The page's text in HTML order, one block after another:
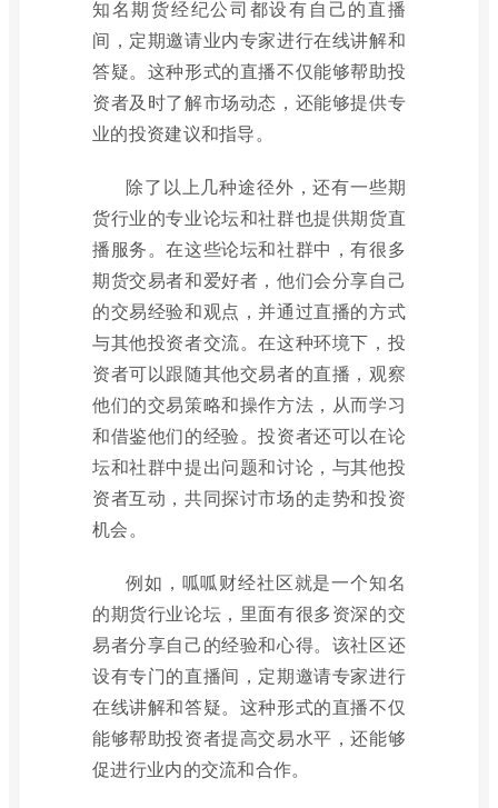
知名期货经纪公司都设有自己的直播
间，定期邀请业内专家进行在线讲解和
答疑。这种形式的直播不仅能够帮助投
资者及时了解市场动态，还能够提供专
业的投资建议和指导。
除了以上几种途径外，还有一些期
货行业的专业论坛和社群也提供期货直
播服务。在这些论坛和社群中，有很多
期货交易者和爱好者，他们会分享自己
的交易经验和观点，并通过直播的方式
与其他投资者交流。在这种环境下，投
资者可以跟随其他交易者的直播，观察
他们的交易策略和操作方法，从而学习
和借鉴他们的经验。投资者还可以在论
坛和社群中提出问题和讨论，与其他投
资者互动，共同探讨市场的走势和投资
机会。
例如，呱呱财经社区就是一个知名
的期货行业论坛，里面有很多资深的交
易者分享自己的经验和心得。该社区还
设有专门的直播间，定期邀请专家进行
在线讲解和答疑。这种形式的直播不仅
能够帮助投资者提高交易水平，还能够
促进行业内的交流和合作。